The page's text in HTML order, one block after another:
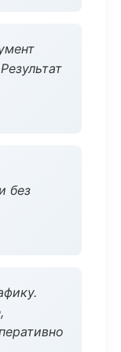
без